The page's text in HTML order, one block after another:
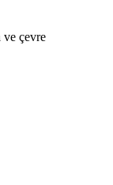
ve çevre